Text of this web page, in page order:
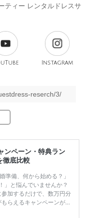
ティー レンタルドレスサ
Instagram
reserch/3/
ンペーン・特典ラン
徹底比較
準備、何から始める？」
」と悩んでいませんか？
加するだけで、数万円分
らえるキャンペーンがあ